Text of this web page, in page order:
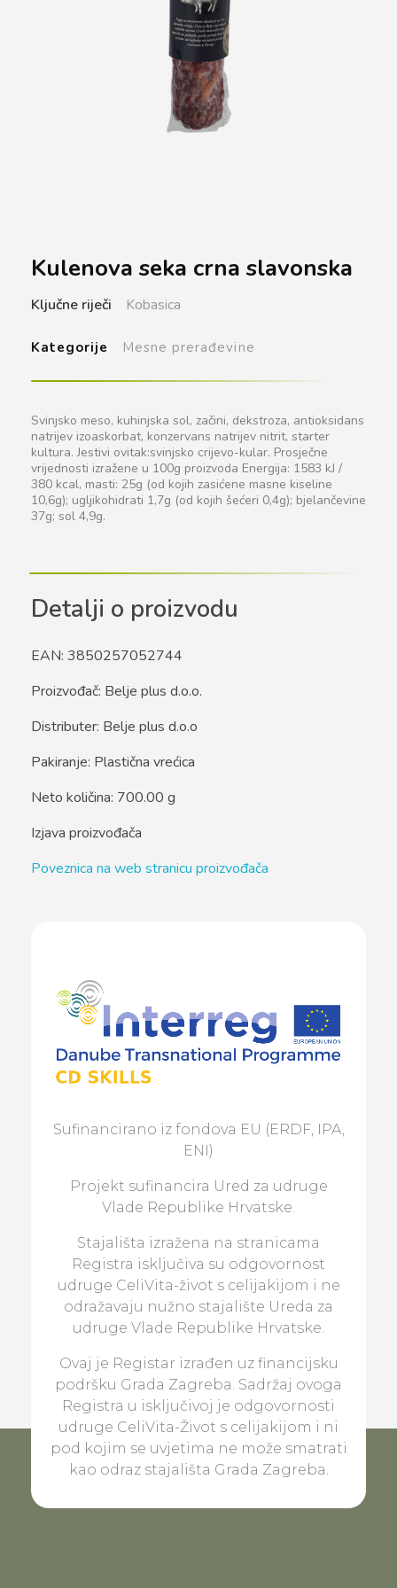
Kulenova seka crna slavonska
Svinjsko meso, kuhinjska sol, začini, dekstroza, antioksidans
natrijev izoaskorbat, konzervans natrijev nitrit, starter
kultura. Jestivi ovitak:svinjsko crijevo-kular. Prosječne
vrijednosti izražene u 100g proizvoda Energija: 1583 kJ /
380 kcal, masti: 25g (od kojih zasićene masne kiseline
10,6g); ugljikohidrati 1,7g (od kojih šećeri 0,4g); bjelančevine
37g; sol 4,9g.
Ključne riječi Kobasica
Kategorije Mesne prerađevine
Detalji o proizvodu
EAN: 3850257052744
Proizvođač: Belje plus d.o.o.
Distributer: Belje plus d.o.o
Pakiranje: Plastična vrećica
Neto količina: 700.00 g
Izjava proizvođača
Poveznica na web stranicu proizvođača
Sufinancirano iz fondova EU (ERDF, IPA,
ENI)
Projekt sufinancira Ured za udruge
Vlade Republike Hrvatske.
Stajališta izražena na stranicama
Registra isključiva su odgovornost
udruge CeliVita-život s celijakijom i ne
odražavaju nužno stajalište Ureda za
udruge Vlade Republike Hrvatske.
Ovaj je Registar izrađen uz financijsku
podršku Grada Zagreba. Sadržaj ovoga
Registra u isključivoj je odgovornosti
udruge CeliVita-Život s celijakijom i ni
pod kojim se uvjetima ne može smatrati
kao odraz stajališta Grada Zagreba.